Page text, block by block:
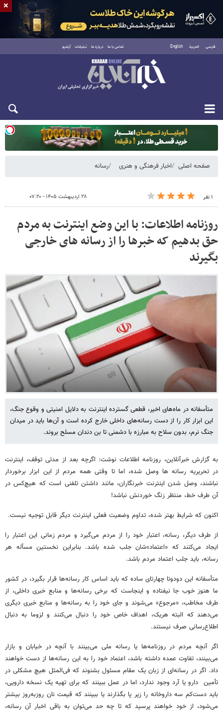
فارسی العربية English تماس با ما درباره ما تبلیغات آرشیو
یکشنبه ۱۸ مرداد ۱۴۰۵
صفحه اصلی اخبار فرهنگی و هنری رسانه
۱ نفر ۲۸ اردیبهشت ۱۴۰۵ - ۰۷:۲۰
روزنامه اطلاعات: با این وضع اینترنت به مردم
حق بدهیم که خبرها را از رسانه های خارجی
بگیرند
متأسفانه در ماه‌های اخیر، قطعی گسترده اینترنت به دلایل امنیتی و وقوع جنگ،
این ابزار کار را از دست رسانه‌های داخلی خارج کرده است و آن‌ها باید در میدان
جنگ نرم، بدون سلاح به مبارزه با دشمنی تا بن دندان مسلح بروند.
به گزارش خبرآنلاین، روزنامه اطلاعات نوشت: اگرچه بعد از مدتی توقف، اینترنت
در تحریریه‌ رسانه ها وصل شده، اما تا وقتی همه مردم از این ابزار برخوردار
نباشند، وصل شدن اینترنت خبرنگاران، مانند داشتن تلفنی است که هیچ‌کس در
آن طرف خط، منتظر زنگ خوردنش نباشد!
اکنون که شرایط بهتر شده، تداوم وضعیت فعلی اینترنت دیگر قابل توجیه نیست.
از طرف دیگر، رسانه، اعتبار خود را از مردم می‌گیرد و مردم زمانی این اعتبار را
ایجاد می‌کنند که «اعتماد»شان جلب شده باشد. بنابراین نخستین مسأله هر
رسانه، باید جلب اعتماد مردم باشد.
متأسفانه این دودوتا چهارتای ساده که باید اساس کار رسانه‌ها قرار بگیرد، در کشور
ما هنوز خوب جا نیفتاده و اینجاست که برخی رسانه‌ها و منابع خبری داخلی، از
طرف مخاطب، «مرجوع» می‌شوند و جای خود را به رسانه‌ها و منابع خبری دیگری
می‌دهند که البته هریک، اهداف خاص خود را دنبال می‌کنند و لزوما به دنبال
اطلاع‌رسانی صرف نیستند.
اگر آنچه مردم در روزنامه‌ها یا رسانه ملی می‌بینند با آنچه در خیابان و بازار
می‌بینند، تفاوت عمده داشته باشد، اعتماد خود را به این رسانه‌ها از دست خواهند
داد. اگر در رسانه‌ای از زبان یک مقام مسئول بشنوند که فی‌المثل هیچ مشکلی در
تأمین دارو یا آرد وجود ندارد، اما در عمل ببینند که برای تهیه یک نسخه دارویی،
باید دست‌کم سه داروخانه را زیر پا بگذارند یا ببینند که قیمت نان روزبه‌روز بیشتر
می‌شود، از خود خواهند پرسید که تا چه حد می‌توان به باقی اخبار آن رسانه،
×